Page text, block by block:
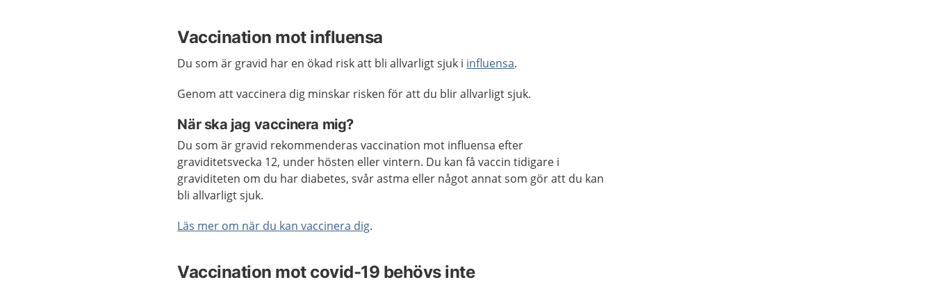
Vaccination mot influensa
Du som är gravid har en ökad risk att bli allvarligt sjuk i influensa.
Genom att vaccinera dig minskar risken för att du blir allvarligt sjuk.
När ska jag vaccinera mig?
Du som är gravid rekommenderas vaccination mot influensa efter
graviditetsvecka 12, under hösten eller vintern. Du kan få vaccin tidigare i
graviditeten om du har diabetes, svår astma eller något annat som gör att du kan
bli allvarligt sjuk.
Läs mer om när du kan vaccinera dig.
Vaccination mot covid-19 behövs inte